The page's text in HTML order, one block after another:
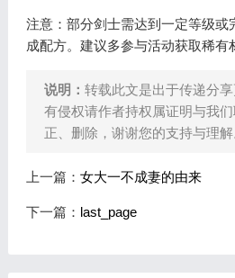
注意：部分剑士需达到一定等级或
成配方。建议多参与活动获取稀有
说明： 转载此文是出于传递分
有侵权请作者持权属证明与我
正、删除，谢谢您的支持与理解
上一篇： 女大一不成妻的由来
下一篇： last_page